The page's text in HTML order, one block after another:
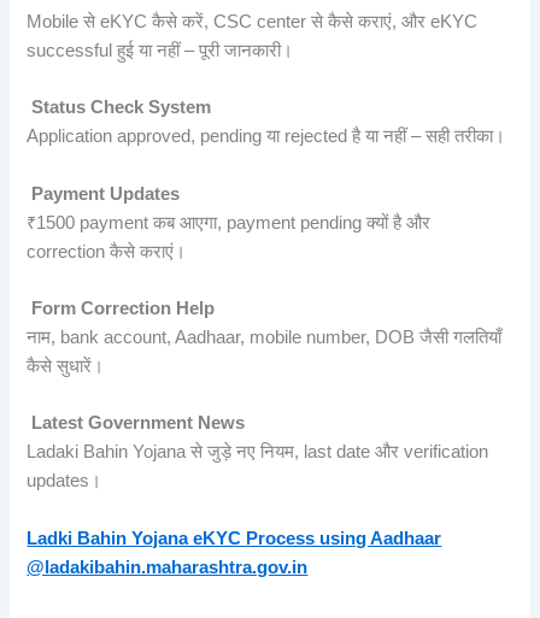
Mobile से eKYC कैसे करें, CSC center से कैसे कराएं, और eKYC
successful हुई या नहीं – पूरी जानकारी।
Status Check System
Application approved, pending या rejected है या नहीं – सही तरीका।
Payment Updates
₹1500 payment कब आएगा, payment pending क्यों है और
correction कैसे कराएं।
Form Correction Help
नाम, bank account, Aadhaar, mobile number, DOB जैसी गलतियाँ
कैसे सुधारें।
Latest Government News
Ladaki Bahin Yojana से जुड़े नए नियम, last date और verification
updates।
Ladki Bahin Yojana eKYC Process using Aadhaar
@ladakibahin.maharashtra.gov.in